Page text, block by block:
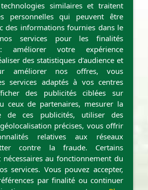
de retrait et casiers
similaires et traitent
personnelles qui peuvent être
des informations fournies dans le
services pour les finalités
améliorer votre expérience
des statistiques d’audience et
améliorer nos offres, vous
services adaptés à vos centres
des publicités ciblées sur
ceux de partenaires, mesurer la
de ces publicités, utiliser des
précises, vous offrir
relatives aux réseaux
contre la fraude. Certains
nécessaires au fonctionnement du
services. Vous pouvez accepter,
par finalité ou continuer